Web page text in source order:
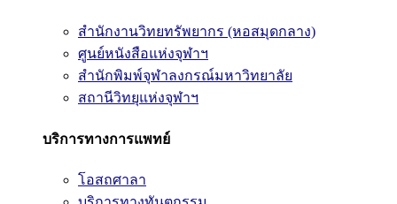
สำนักงานวิทยทรัพยากร (หอสมุดกลาง)
ศูนย์หนังสือแห่งจุฬาฯ
สำนักพิมพ์จุฬาลงกรณ์มหาวิทยาลัย
สถานีวิทยุแห่งจุฬาฯ
บริการทางการแพทย์
โอสถศาลา